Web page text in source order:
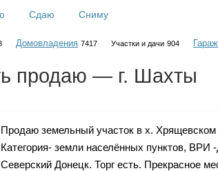
Сдаю Сниму
Домовладения 7417 Участки и дачи 904
продаю — г. Шахты
Продаю земельный участок в х. Хрящевском
Категория- земли населённых пунктов, ВРИ
Северский Донецк. Торг есть. Прекрасное